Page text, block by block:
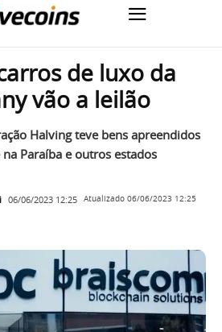
de luxo da
vão a leilão
Halving teve bens apreendidos
Paraíba e outros estados
06/06/2023 12:25 Atualizado 06/06/2023 12:25